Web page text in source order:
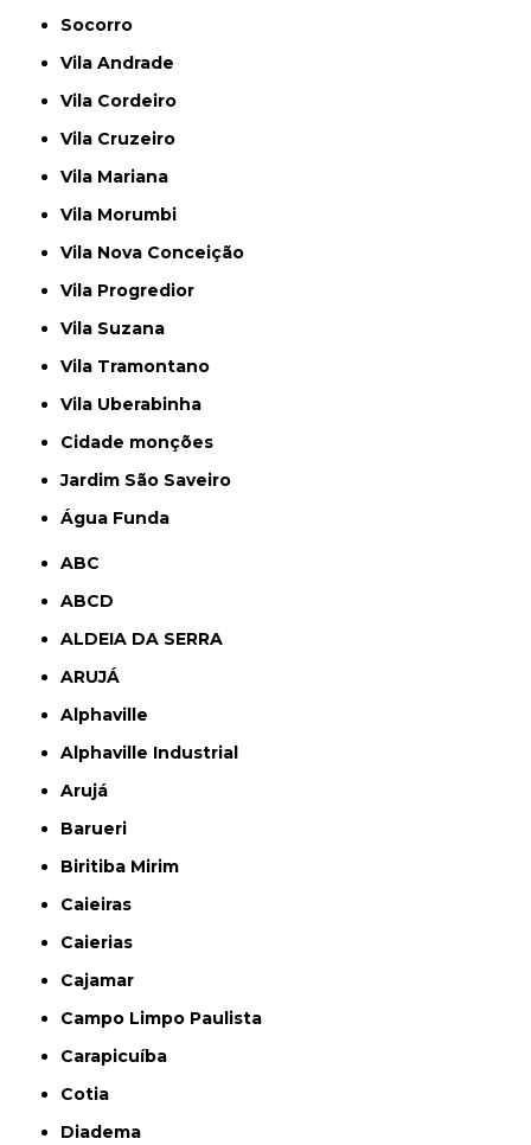
Socorro
Vila Andrade
Vila Cordeiro
Vila Cruzeiro
Vila Mariana
Vila Morumbi
Vila Nova Conceição
Vila Progredior
Vila Suzana
Vila Tramontano
Vila Uberabinha
cidade monções
jardim São Saveiro
Água Funda
ABC
ABCD
ALDEIA DA SERRA
ARUJÁ
Alphaville
Alphaville Industrial
Arujá
Barueri
Biritiba Mirim
Caieiras
Caierias
Cajamar
Campo Limpo Paulista
Carapicuíba
Cotia
Diadema